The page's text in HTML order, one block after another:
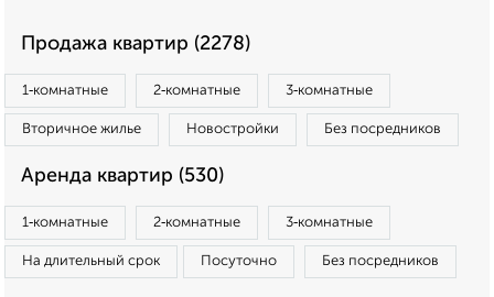
Продажа квартир (2278)
1‑комнатные 2‑комнатные 3‑комнатные
Вторичное жилье Новостройки Без посредников
Аренда квартир (530)
1‑комнатные 2‑комнатные 3‑комнатные
На длительный срок Посуточно Без посредников